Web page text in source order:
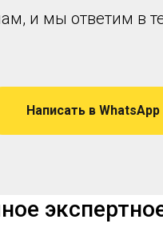
и мы ответим в
Написать в WhatsApp